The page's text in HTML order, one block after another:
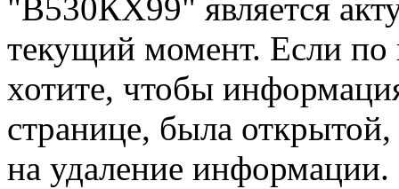
"В530КХ99" является
текущий момент. Если
хотите, чтобы
странице, была открытой,
на удаление информации.